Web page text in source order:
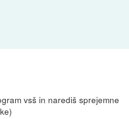
vsš in narediš sprejemne